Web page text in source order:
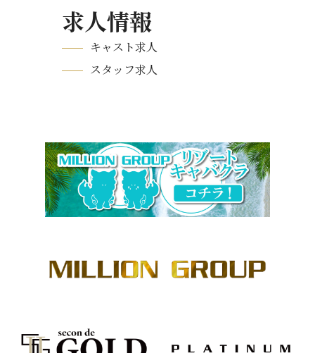
求人情報
キャスト求人
スタッフ求人